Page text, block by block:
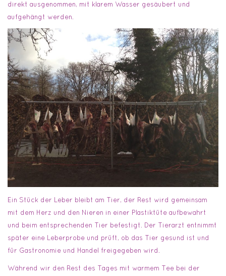
direkt ausgenommen, mit klarem Wasser gesäubert und
aufgehängt werden.
Ein Stück der Leber bleibt am Tier, der Rest wird gemeinsam
mit dem Herz und den Nieren in einer Plastiktüte aufbewahrt
und beim entsprechenden Tier befestigt. Der Tierarzt entnimmt
später eine Leberprobe und prüft, ob das Tier gesund ist und
für Gastronomie und Handel freigegeben wird.
Während wir den Rest des Tages mit warmem Tee bei der